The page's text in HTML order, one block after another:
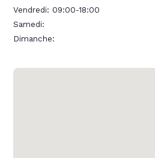
Vendredi:09:00-18:00
Samedi:
Dimanche: